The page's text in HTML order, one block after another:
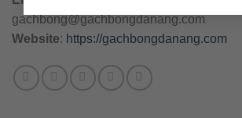
gachbong@gachbongdanang.com
Website: https://gachbongdanang.com